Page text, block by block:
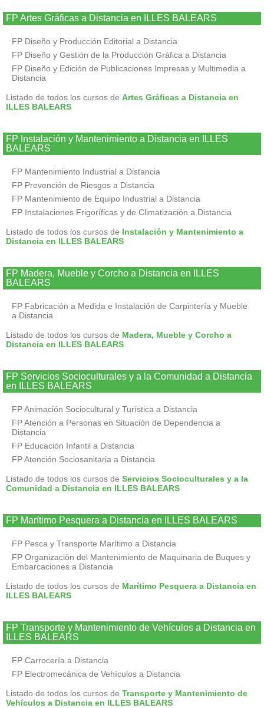
FP Artes Gráficas a Distancia en ILLES BALEARS
FP Diseño y Producción Editorial a Distancia
FP Diseño y Gestión de la Producción Gráfica a Distancia
FP Diseño y Edición de Publicaciones Impresas y Multimedia a
Distancia
Listado de todos los cursos de Artes Gráficas a Distancia en
ILLES BALEARS
FP Instalación y Mantenimiento a Distancia en ILLES
BALEARS
FP Mantenimiento Industrial a Distancia
FP Prevención de Riesgos a Distancia
FP Mantenimiento de Equipo Industrial a Distancia
FP Instalaciones Frigoríficas y de Climatización a Distancia
Listado de todos los cursos de Instalación y Mantenimiento a
Distancia en ILLES BALEARS
FP Madera, Mueble y Corcho a Distancia en ILLES
BALEARS
FP Fabricación a Medida e Instalación de Carpintería y Mueble
a Distancia
Listado de todos los cursos de Madera, Mueble y Corcho a
Distancia en ILLES BALEARS
FP Servicios Socioculturales y a la Comunidad a Distancia
en ILLES BALEARS
FP Animación Sociocultural y Turística a Distancia
FP Atención a Personas en Situación de Dependencia a
Distancia
FP Educación Infantil a Distancia
FP Atención Sociosanitaria a Distancia
Listado de todos los cursos de Servicios Socioculturales y a la
Comunidad a Distancia en ILLES BALEARS
FP Marítimo Pesquera a Distancia en ILLES BALEARS
FP Pesca y Transporte Marítimo a Distancia
FP Organización del Mantenimiento de Maquinaria de Buques y
Embarcaciones a Distancia
Listado de todos los cursos de Marítimo Pesquera a Distancia en
ILLES BALEARS
FP Transporte y Mantenimiento de Vehículos a Distancia en
ILLES BALEARS
FP Carrocería a Distancia
FP Electromecánica de Vehículos a Distancia
Listado de todos los cursos de Transporte y Mantenimiento de
Vehículos a Distancia en ILLES BALEARS